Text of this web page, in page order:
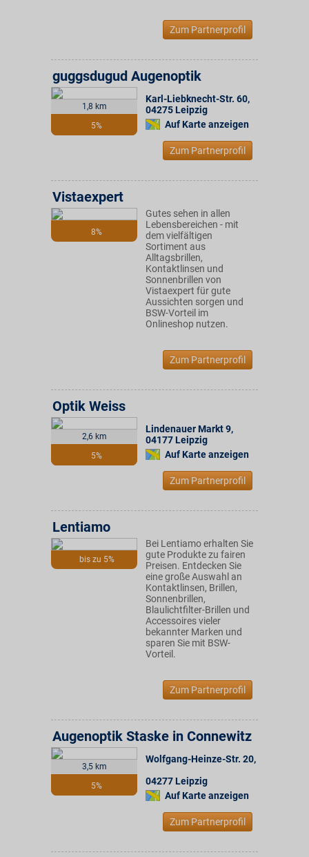
Zum Partnerprofil
1,8 km
5%
guggsdugud Augenoptik
Karl-Liebknecht-Str. 60,
04275 Leipzig
Auf Karte anzeigen
Zum Partnerprofil
8%
Vistaexpert
Gutes sehen in allen
Lebensbereichen - mit
dem vielfältigen
Sortiment aus
Alltagsbrillen,
Kontaktlinsen und
Sonnenbrillen von
Vistaexpert für gute
Aussichten sorgen und
BSW-Vorteil im
Onlineshop nutzen.
Zum Partnerprofil
2,6 km
5%
Optik Weiss
Lindenauer Markt 9,
04177 Leipzig
Auf Karte anzeigen
Zum Partnerprofil
bis zu 5%
Lentiamo
Bei Lentiamo erhalten Sie
gute Produkte zu fairen
Preisen. Entdecken Sie
eine große Auswahl an
Kontaktlinsen, Brillen,
Sonnenbrillen,
Blaulichtfilter-Brillen und
Accessoires vieler
bekannter Marken und
sparen Sie mit BSW-
Vorteil.
Zum Partnerprofil
3,5 km
5%
Augenoptik Staske in Connewitz
Wolfgang-Heinze-Str. 20,
04277 Leipzig
Auf Karte anzeigen
Zum Partnerprofil